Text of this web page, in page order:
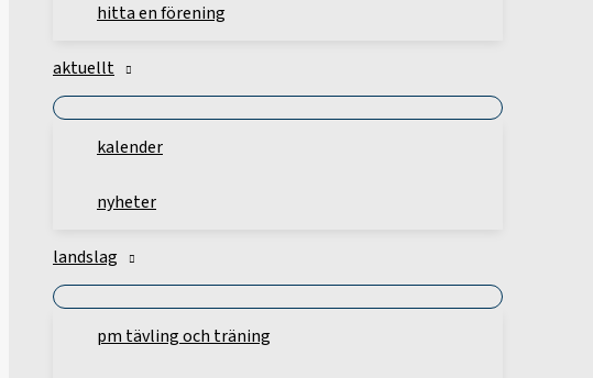
hitta en förening
aktuellt
kalender
nyheter
landslag
pm tävling och träning